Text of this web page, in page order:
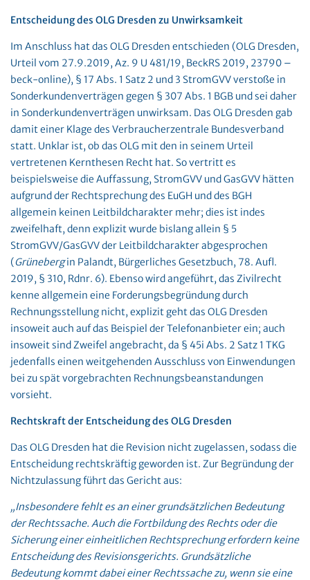
Entscheidung des OLG Dresden zu Unwirksamkeit
Im Anschluss hat das OLG Dresden entschieden (OLG Dresden,
Urteil vom 27.9.2019, Az. 9 U 481/19, BeckRS 2019, 23790 –
beck-online), § 17 Abs. 1 Satz 2 und 3 StromGVV verstoße in
Sonderkundenverträgen gegen § 307 Abs. 1 BGB und sei daher
in Sonderkundenverträgen unwirksam. Das OLG Dresden gab
damit einer Klage des Verbraucherzentrale Bundesverband
statt. Unklar ist, ob das OLG mit den in seinem Urteil
vertretenen Kernthesen Recht hat. So vertritt es
beispielsweise die Auffassung, StromGVV und GasGVV hätten
aufgrund der Rechtsprechung des EuGH und des BGH
allgemein keinen Leitbildcharakter mehr; dies ist indes
zweifelhaft, denn explizit wurde bislang allein § 5
StromGVV/GasGVV der Leitbildcharakter abgesprochen
(Grünebergin Palandt, Bürgerliches Gesetzbuch, 78. Aufl.
2019, § 310, Rdnr. 6). Ebenso wird angeführt, das Zivilrecht
kenne allgemein eine Forderungsbegründung durch
Rechnungsstellung nicht, explizit geht das OLG Dresden
insoweit auch auf das Beispiel der Telefonanbieter ein; auch
insoweit sind Zweifel angebracht, da § 45i Abs. 2 Satz 1 TKG
jedenfalls einen weitgehenden Ausschluss von Einwendungen
bei zu spät vorgebrachten Rechnungsbeanstandungen
vorsieht.
Rechtskraft der Entscheidung des OLG Dresden
Das OLG Dresden hat die Revision nicht zugelassen, sodass die
Entscheidung rechtskräftig geworden ist. Zur Begründung der
Nichtzulassung führt das Gericht aus:
„Insbesondere fehlt es an einer grundsätzlichen Bedeutung
der Rechtssache. Auch die Fortbildung des Rechts oder die
Sicherung einer einheitlichen Rechtsprechung erfordern keine
Entscheidung des Revisionsgerichts. Grundsätzliche
Bedeutung kommt dabei einer Rechtssache zu, wenn sie eine